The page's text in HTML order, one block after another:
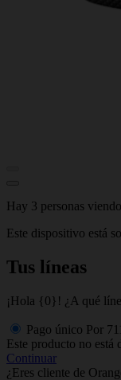
Hay 3 personas
Este dispositivo está
Tus líneas
¡Hola {0}! ¿A qué
Pago único Por
Este producto no está
Continuar
¿Eres cliente de